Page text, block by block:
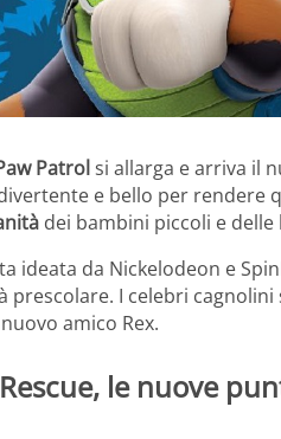
Patrolsi allarga e arriva il
e bello per rendere
dei bambini piccoli e
ideata da Nickelodeon e
prescolare. I celebri
amico Rex.
le nuove